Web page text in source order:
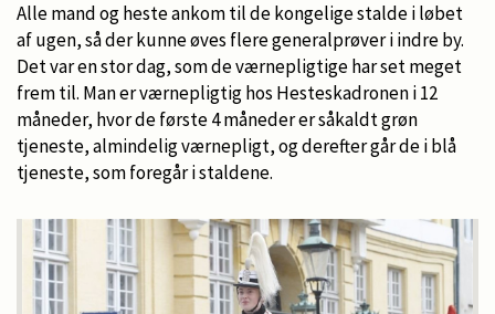
Alle mand og heste ankom til de kongelige stalde i løbet
af ugen, så der kunne øves flere generalprøver i indre by.
Det var en stor dag, som de værnepligtige har set meget
frem til. Man er værnepligtig hos Hesteskadronen i 12
måneder, hvor de første 4 måneder er såkaldt grøn
tjeneste, almindelig værnepligt, og derefter går de i blå
tjeneste, som foregår i staldene.